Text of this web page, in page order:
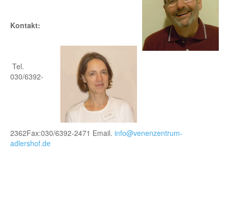
Kontakt:
Tel.
030/6392-
2362Fax:030/6392-2471 Email. info@venenzentrum-
adlershof.de